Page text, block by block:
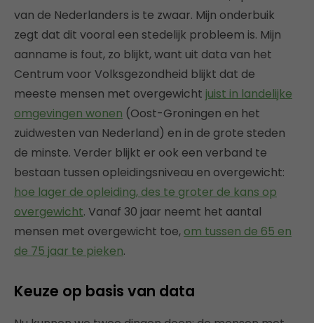
van de Nederlanders is te zwaar. Mijn onderbuik
zegt dat dit vooral een stedelijk probleem is. Mijn
aanname is fout, zo blijkt, want uit data van het
Centrum voor Volksgezondheid blijkt dat de
meeste mensen met overgewicht juist in landelijke
omgevingen wonen (Oost-Groningen en het
zuidwesten van Nederland) en in de grote steden
de minste. Verder blijkt er ook een verband te
bestaan tussen opleidingsniveau en overgewicht:
hoe lager de opleiding, des te groter de kans op
overgewicht. Vanaf 30 jaar neemt het aantal
mensen met overgewicht toe, om tussen de 65 en
de 75 jaar te pieken.
Keuze op basis van data